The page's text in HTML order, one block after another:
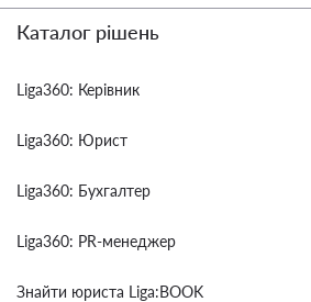
Каталог рішень
Liga360: Керівник
Liga360: Юрист
Liga360: Бухгалтер
Liga360: PR-менеджер
Знайти юриста Liga:BOOK